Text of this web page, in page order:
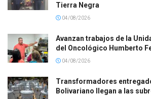
Tierra Negra
04/08/2026
Avanzan trabajos de la
del Oncológico Humberto
04/08/2026
Transformadores
Bolivariano llegan a las